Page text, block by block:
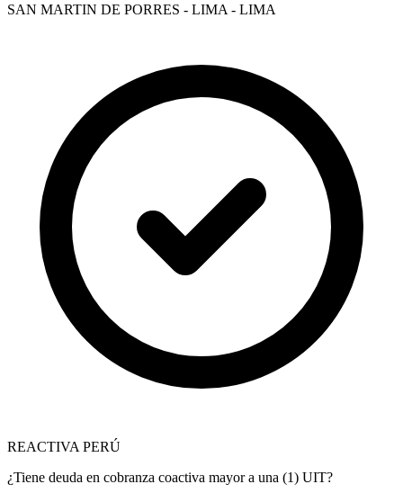
SAN MARTIN DE PORRES - LIMA - LIMA
REACTIVA PERÚ
¿Tiene deuda en cobranza coactiva mayor a una (1) UIT?